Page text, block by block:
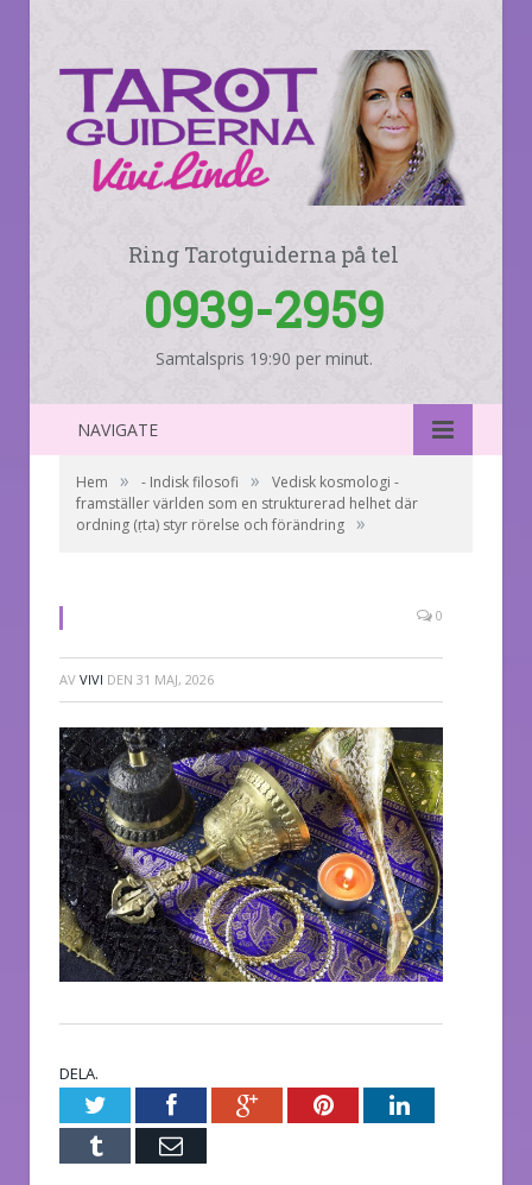
Ring Tarotguiderna på tel
0939-2959
Samtalspris 19:90 per minut.
NAVIGATE
Hem » - Indisk filosofi »
Vedisk kosmologi -
framställer världen som en strukturerad helhet där
ordning (ṛta) styr rörelse och förändring »
0
AV VIVI DEN 31 MAJ, 2026
DELA.
TwitterFacebookGoogle+PinterestLinkedIn
Tumblr E-